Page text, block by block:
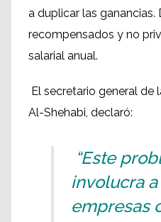
a duplicar las ganancias.
recompensados y no
salarial anual.
El secretario general de
Al-Shehabi, declaró:
“Este
involucra
empresas